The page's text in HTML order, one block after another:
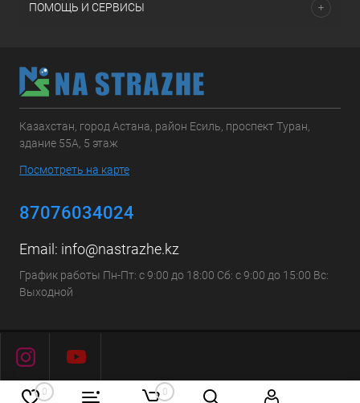
ПОМОЩЬ И СЕРВИСЫ
Казахстан, город Астана, район Есиль, проспект Туран,
здание 55А, 5 этаж
Посмотреть на карте
87076034024
Email: info@nastrazhe.kz
График работы Пн-Пт: с 9:00 до 18:00 Сб: с 9:00 до 15:00 Вс:
Выходной
0 0